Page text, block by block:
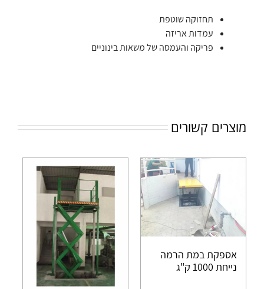
תחזוקה שוטפת
עמדות אריזה
פריקה והעמסה של משאות בינוניים
מוצרים קשורים
אספקת במת הרמה
נייחת 1000 ק"ג